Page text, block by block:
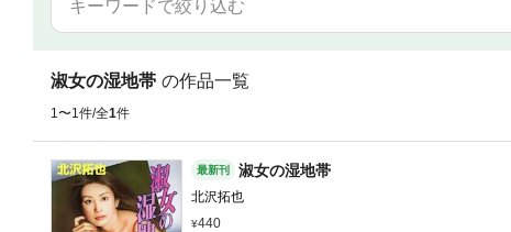
淑女の湿地帯 の作品一覧
1〜1件/全1件
最新刊 淑女の湿地帯
北沢拓也
440